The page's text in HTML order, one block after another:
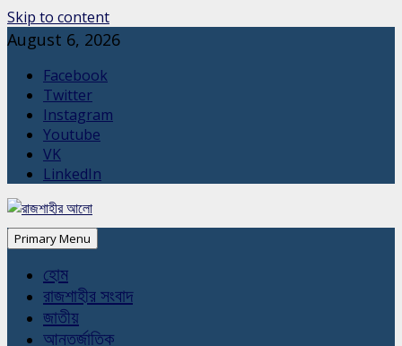
Skip to content
August 6, 2026
Facebook
Twitter
Instagram
Youtube
VK
LinkedIn
Primary Menu
হোম
রাজশাহীর সংবাদ
জাতীয়
আন্তর্জাতিক